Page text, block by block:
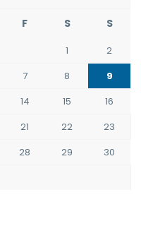
F S S
1
2
7 8
9
14 15
16
21 22
23
28 29
30